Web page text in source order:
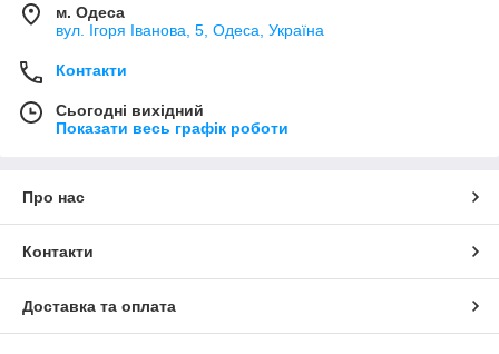
м. Одеса
вул. Ігоря Іванова, 5, Одеса, Україна
Контакти
Сьогодні вихідний
Показати весь графік роботи
Про нас
Контакти
Доставка та оплата